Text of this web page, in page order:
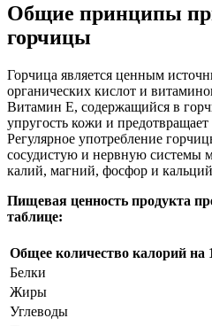
Общие принципы
горчицы
Горчица является ценным
органических кислот и
Витамин Е, содержащийся в
упругость кожи и
Регулярное употребление
сосудистую и нервную системы
калий, магний, фосфор и
Пищевая ценность продукта
таблице:
Общее количество калорий на
Белки
Жиры
Углеводы